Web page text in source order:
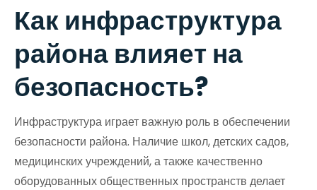
Как инфраструктура
района влияет на
безопасность?
Инфраструктура играет важную роль в обеспечении
безопасности района. Наличие школ, детских садов,
медицинских учреждений, а также качественно
оборудованных общественных пространств делает